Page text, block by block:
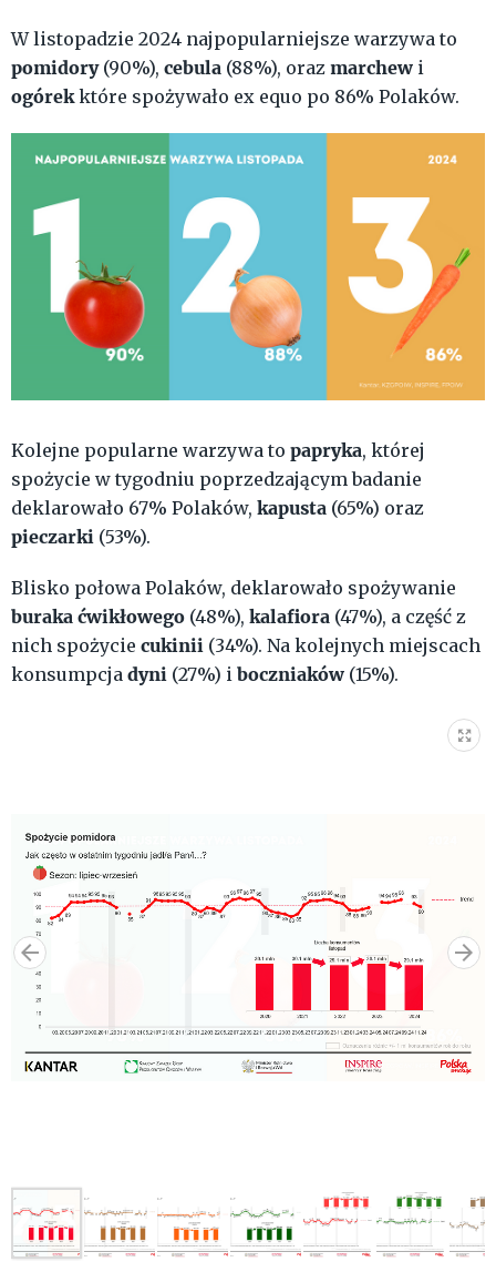
W listopadzie 2024 najpopularniejsze warzywa to
pomidory (90%), cebula (88%), oraz marchew i
ogórek które spożywało ex equo po 86% Polaków.
Kolejne popularne warzywa to papryka, której
spożycie w tygodniu poprzedzającym badanie
deklarowało 67% Polaków, kapusta (65%) oraz
pieczarki (53%).
Blisko połowa Polaków, deklarowało spożywanie
buraka ćwikłowego (48%), kalafiora (47%), a część z
nich spożycie cukinii (34%). Na kolejnych miejscach
konsumpcja dyni (27%) i boczniaków (15%).